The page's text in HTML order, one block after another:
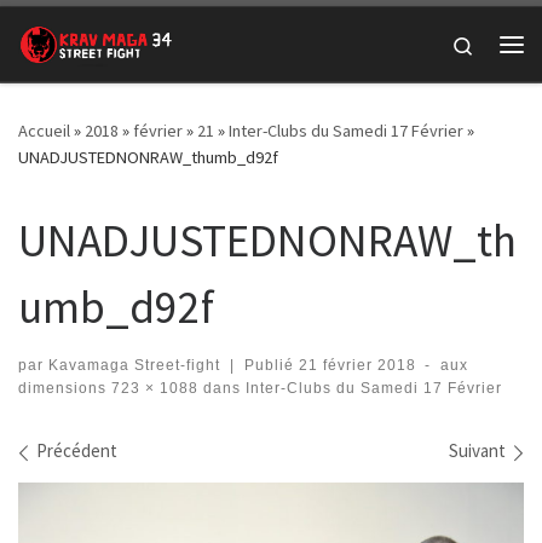
Passer au contenu
Search
Accueil» 2018 » février» 21 »Inter-Clubs du Samedi 17 Février»
UNADJUSTEDNONRAW_thumb_d92f
UNADJUSTEDNONRAW_th
umb_d92f
par Kavamaga Street-fight | Publié 21 février 2018 -
aux
dimensions 723 × 1088 dans Inter-Clubs du Samedi 17 Février
Navigation des images
Précédent Suivant